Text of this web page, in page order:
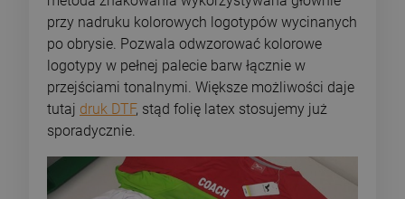
przy nadruku kolorowych logotypów wycinanych
po obrysie. Pozwala odwzorować kolorowe
logotypy w pełnej palecie barw łącznie w
przejściami tonalnymi. Większe możliwości daje
tutaj druk DTF, stąd folię latex stosujemy już
sporadycznie.